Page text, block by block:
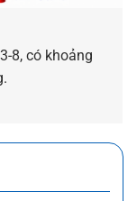
8, có khoảng